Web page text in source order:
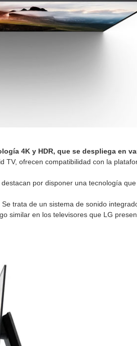
4K y HDR, que se despliega en
TV, ofrecen compatibilidad con la
por disponer una tecnología
trata de un sistema de sonido
similar en los televisores que LG